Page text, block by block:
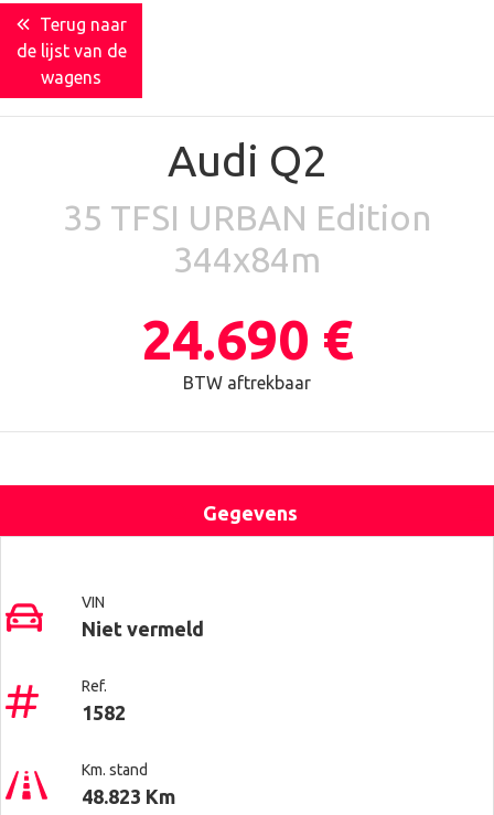
Terug naar
de lijst van de
wagens
Audi Q2
35 TFSI URBAN Edition
344x84m
24.690 €
BTW aftrekbaar
Gegevens
VIN
Niet vermeld
Ref.
1582
Km. stand
48.823 Km